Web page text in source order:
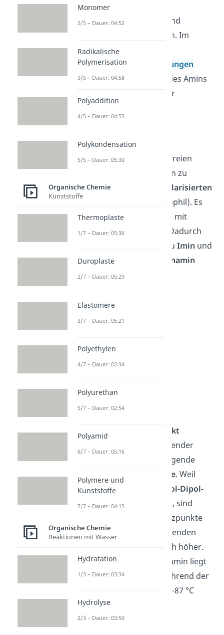
Amine mit 4 Alkylresten sind
basisch. Im
Wasser entstehen
Wasserstoffbrückenbindungen
zwischen Wasserstoffen des Amins
und Sauerstoffatomen der
Wassermoleküle
(Solvatationseffekt).
2. Reaktionsfreudigkeit
Amine können mit ihrem freien
Elektronenpaar Bindungen zu
positivgeladenen und
polarisierten
Atomen ausbilden (nucleophil). Es
entstehen z. B. Bindungen mit
Aldehyden und Ketonen. Dadurch
kann ein primäres Amin zuImin und
ein sekundäres Amin zu
Enamin
umgewandelt werden.
Physikalische
Eigenschaften
1. Schmelz- und Siedepunkt
Amine haben mit zunehmender
Länge der Alkylketten steigende
Siede- und Schmelzpunkte. Weil
Amine untereinander
Dipol-Dipol-
Bindungenbilden können, sind
– und Schmelzpunkte
im Vergleich zu entsprechenden
noch höher.
Der Siedepunkt von Ethylamin liegt
zum Beispiel bei 17 °C, während der
Siedepunkt von Ethan bei -87 °C
liegt.
Monomer
2/5 – Dauer: 04:52
Radikalische
Polymerisation
3/5 – Dauer: 04:58
Polyaddition
4/5 – Dauer: 04:55
Polykondensation
5/5 – Dauer: 05:30
Organische Chemie
Kunststoffe
Thermoplaste
1/7 – Dauer: 05:36
Duroplaste
2/7 – Dauer: 05:29
Elastomere
3/7 – Dauer: 05:21
Polyethylen
4/7 – Dauer: 02:34
Polyurethan
5/7 – Dauer: 02:54
Polyamid
6/7 – Dauer: 05:16
Polymere und
Kunststoffe
7/7 – Dauer: 04:15
Organische Chemie
Reaktionen mit Wasser
Hydratation
1/3 – Dauer: 03:34
Hydrolyse
2/3 – Dauer: 03:50